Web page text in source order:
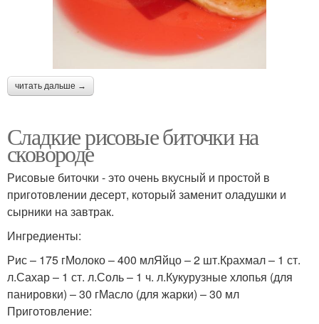
читать дальше →
Сладкие рисовые биточки на
сковороде
Рисовые биточки - это очень вкусный и простой в
приготовлении десерт, который заменит оладушки и
сырники на завтрак.
Ингредиенты:
Рис – 175 гМолоко – 400 млЯйцо – 2 шт.Крахмал – 1 ст.
л.Сахар – 1 ст. л.Соль – 1 ч. л.Кукурузные хлопья (для
панировки) – 30 гМасло (для жарки) – 30 мл
Приготовление: